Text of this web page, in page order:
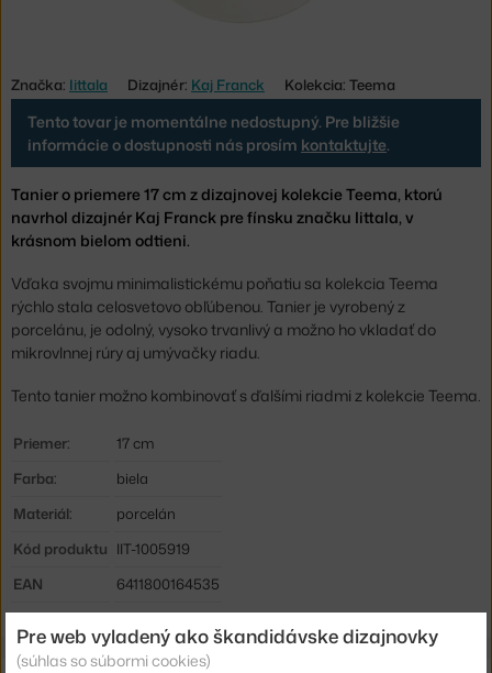
Značka: Iittala Dizajnér: Kaj Franck Kolekcia: Teema
Tento tovar je momentálne nedostupný. Pre bližšie
informácie o dostupnosti nás prosím kontaktujte.
Tanier o priemere 17 cm z dizajnovej kolekcie Teema, ktorú
navrhol dizajnér Kaj Franck pre fínsku značku Iittala, v
krásnom bielom odtieni.
Vďaka svojmu minimalistickému poňatiu sa kolekcia Teema
rýchlo stala celosvetovo obľúbenou. Tanier je vyrobený z
porcelánu, je odolný, vysoko trvanlivý a možno ho vkladať do
mikrovlnnej rúry aj umývačky riadu.
Tento tanier možno kombinovať s ďalšími riadmi z kolekcie Teema.
Priemer:
17 cm
Farba:
biela
Materiál:
porcelán
Kód produktu IIT-1005919
EAN
6411800164535
Pre web vyladený ako škandidávske dizajnovky
(súhlas so súbormi cookies)